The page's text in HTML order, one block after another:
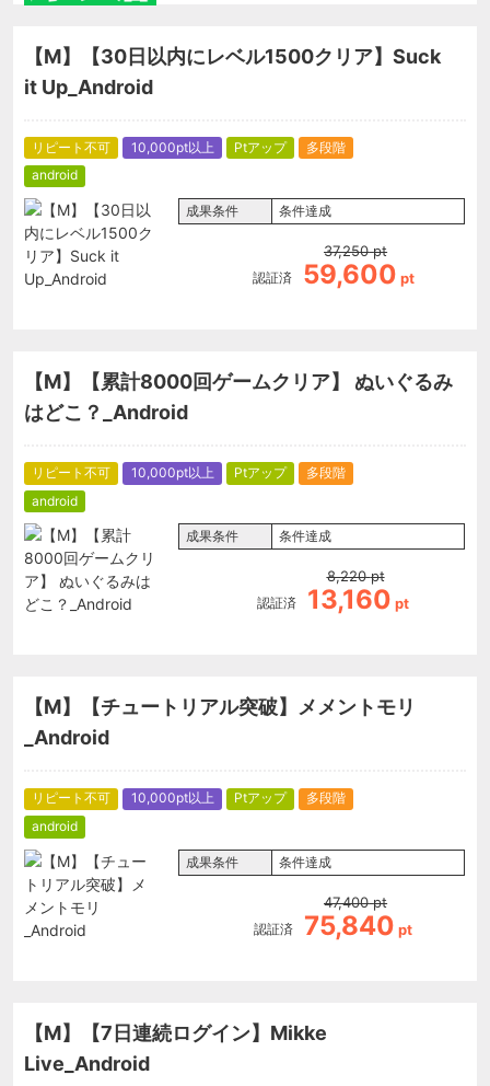
【M】【30日以内にレベル1500クリア】Suck
it Up_Android
リピート不可 10,000pt以上 Ptアップ
多段階
android
成果条件 条件達成
認証済
37,250 pt
59,600 pt
【M】【累計8000回ゲームクリア】 ぬいぐるみ
はどこ？_Android
リピート不可 10,000pt以上 Ptアップ
多段階
android
成果条件 条件達成
認証済
8,220 pt
13,160 pt
【M】【チュートリアル突破】メメントモリ
_Android
リピート不可 10,000pt以上 Ptアップ
多段階
android
成果条件 条件達成
認証済
47,400 pt
75,840 pt
【M】【7日連続ログイン】Mikke
Live_Android